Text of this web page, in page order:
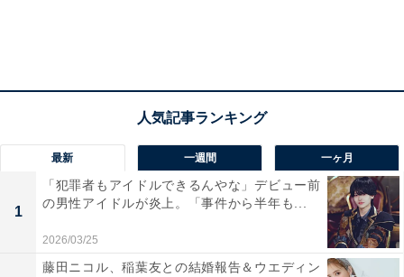
最新 一週間 一ヶ月
1
「犯罪者もアイドルできるんやな」デビュー前
の男性アイドルが炎上。「事件から半年も...
2026/03/25
藤田ニコル、稲葉友との結婚報告＆ウエディン